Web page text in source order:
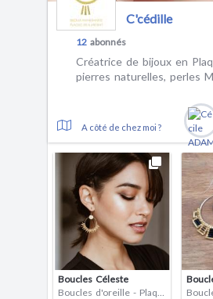
C'cédille
12 abonnés
Créatrice de bijoux en
pierres naturelles, perles
A côté de chez moi ?
Boucles Céleste
Boucles d'oreille - Plaqué or